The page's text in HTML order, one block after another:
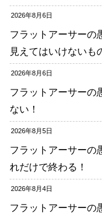
2026年8月6日
フラットアーサーの
見えてはいけないも
2026年8月6日
フラットアーサーの
ない！
2026年8月5日
フラットアーサーの
れだけで終わる！
2026年8月4日
フラットアーサーの